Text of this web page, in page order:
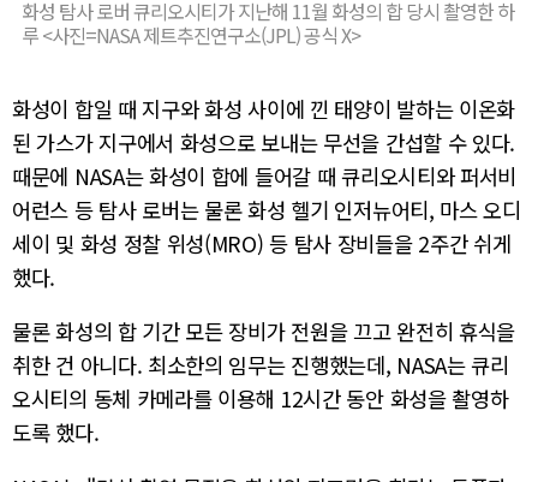
화성 탐사 로버 큐리오시티가 지난해 11월 화성의 합 당시 촬영한 하
루 <사진=NASA 제트추진연구소(JPL) 공식 X>
화성이 합일 때 지구와 화성 사이에 낀 태양이 발하는 이온화
된 가스가 지구에서 화성으로 보내는 무선을 간섭할 수 있다.
때문에 NASA는 화성이 합에 들어갈 때 큐리오시티와 퍼서비
어런스 등 탐사 로버는 물론 화성 헬기 인저뉴어티, 마스 오디
세이 및 화성 정찰 위성(MRO) 등 탐사 장비들을 2주간 쉬게
했다.
물론 화성의 합 기간 모든 장비가 전원을 끄고 완전히 휴식을
취한 건 아니다. 최소한의 임무는 진행했는데, NASA는 큐리
오시티의 동체 카메라를 이용해 12시간 동안 화성을 촬영하
도록 했다.